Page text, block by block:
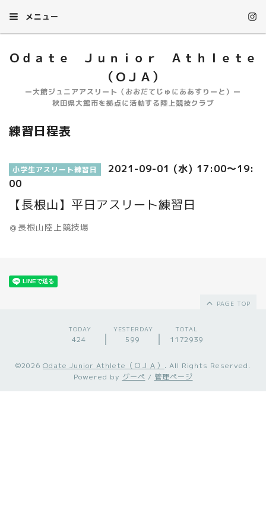
メニュー
Ｏｄａｔｅ Ｊｕｎｉｏｒ Ａｔｈｌｅｔｅ
（ＯＪＡ）
ー大館ジュニアアスリート（おおだてじゅにああすりーと）ー
秋田県大館市を拠点に活動する陸上競技クラブ
練習日程表
小学生アスリート練習日
2021-09-01 (水) 17:00～19:
00
【長根山】平日アスリート練習日
＠長根山陸上競技場
PAGE TOP
TODAY
424
YESTERDAY
599
TOTAL
1172939
©2026 Odate Junior Athlete（ＯＪＡ） . All Rights Reserved.
Powered by グーペ / 管理ページ